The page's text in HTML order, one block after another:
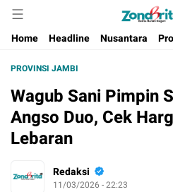
Berita Harian
Home
Headline Nusantara
PROVINSI JAMBI
Wagub Sani Pimpin
Angso Duo, Cek
Lebaran
Redaksi
11/03/2026 - 22:23